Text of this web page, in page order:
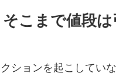
こまで値段は
ションを起こしてい